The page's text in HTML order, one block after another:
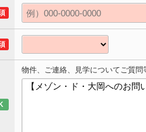
物件、ご連絡、見学についてご質